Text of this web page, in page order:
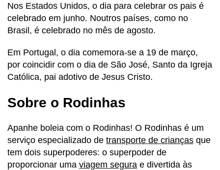
Nos Estados Unidos, o dia para celebrar os pais é
celebrado em junho. Noutros países, como no
Brasil, é celebrado no mês de agosto.
Em Portugal, o dia comemora-se a 19 de março,
por coincidir com o dia de São José, Santo da Igreja
Católica, pai adotivo de Jesus Cristo.
Sobre o Rodinhas
Apanhe boleia com o Rodinhas! O Rodinhas é um
serviço especializado de transporte de crianças que
tem dois superpoderes: o superpoder de
proporcionar uma viagem segura e divertida às